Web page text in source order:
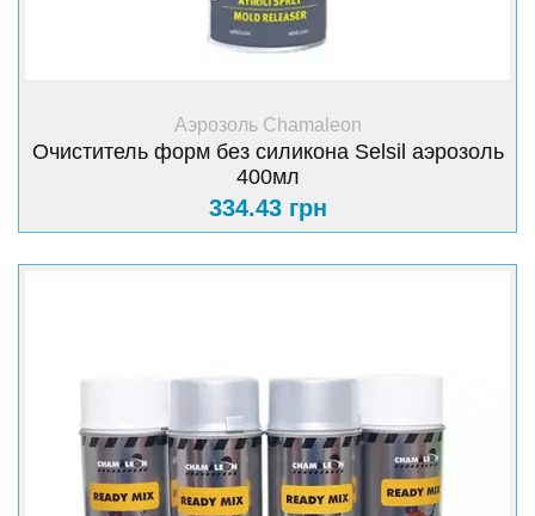
+ Купить
Аэрозоль Chamaleon
Очиститель форм без силикона Selsil аэрозоль
400мл
334.43 грн